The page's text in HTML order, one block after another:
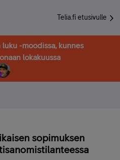
Telia.fi etusivulle
-moodissa, kunnes
lokakuussa
sopimuksen